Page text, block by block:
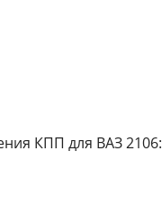
КПП для ВАЗ 2106: